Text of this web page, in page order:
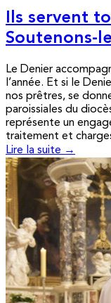
Ils servent
Soutenons-
Le Denier
l’année. Et si le
nos prêtres, se
paroissiales du
représente un
traitement et
Lire la suite →